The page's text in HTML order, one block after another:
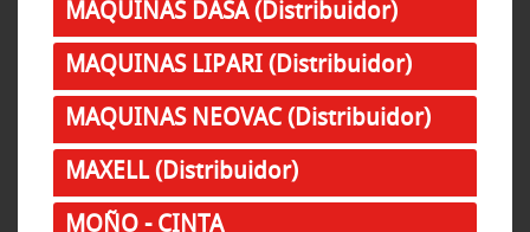
MAQUINAS DASA (Distribuidor)
MAQUINAS LIPARI (Distribuidor)
MAQUINAS NEOVAC (Distribuidor)
MAXELL (Distribuidor)
MOÑO - CINTA